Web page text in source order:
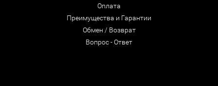
Оплата
Преимущества и Гарантии
Обмен / Возврат
Вопрос - Ответ